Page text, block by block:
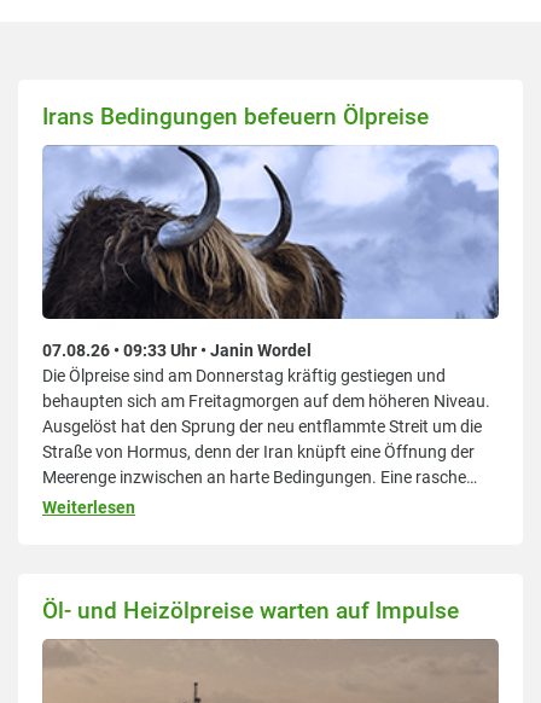
Irans Bedingungen befeuern Ölpreise
07.08.26 • 09:33 Uhr • Janin Wordel
Die Ölpreise sind am Donnerstag kräftig gestiegen und
behaupten sich am Freitagmorgen auf dem höheren Niveau.
Ausgelöst hat den Sprung der neu entflammte Streit um die
Straße von Hormus, denn der Iran knüpft eine Öffnung der
Meerenge inzwischen an harte Bedingungen. Eine rasche
Einigung mit Washington rückt damit in weite Ferne. Mit den
Weiterlesen
Öl- und Heizölpreise warten auf Impulse